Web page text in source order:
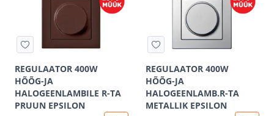
REGULAATOR 400W
HÕÕG-JA
HALOGEENLAMBILE R-TA
PRUUN EPSILON
REGULAATOR 400W
HÕÕG-JA
HALOGEENLAMB.R-TA
METALLIK EPSILON